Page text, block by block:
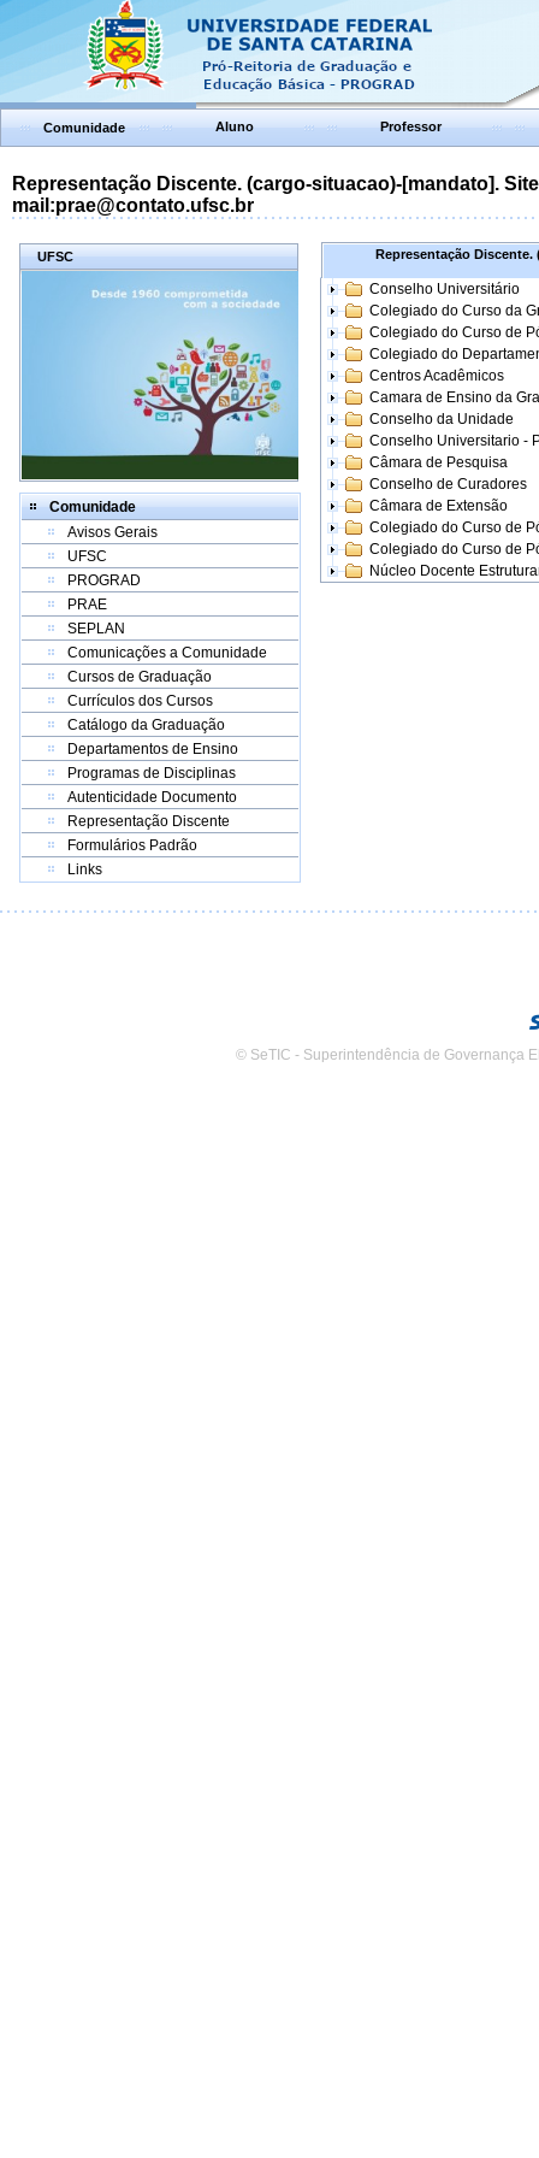
Comunidade Aluno Professor
Representação Discente. (cargo-situacao)-[mandato].
mail:prae@contato.ufsc.br
UFSC
Comunidade
Avisos Gerais
UFSC
PROGRAD
PRAE
SEPLAN
Comunicações a Comunidade
Cursos de Graduação
Currículos dos Cursos
Catálogo da Graduação
Departamentos de Ensino
Programas de Disciplinas
Autenticidade Documento
Representação Discente
Formulários Padrão
Links
Representação Discente.
Conselho Universitário
Colegiado do Curso da
Colegiado do Curso de
Colegiado do
Centros Acadêmicos
Camara de Ensino da
Conselho da Unidade
Conselho Universitario -
Câmara de Pesquisa
Conselho de Curadores
Câmara de Extensão
Colegiado do Curso de
Colegiado do Curso de
Núcleo Docente
© SeTIC - Superintendência de Governança